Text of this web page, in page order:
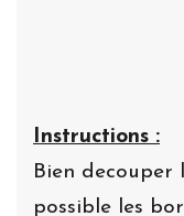
Instructions :
Bien decouper
possible les